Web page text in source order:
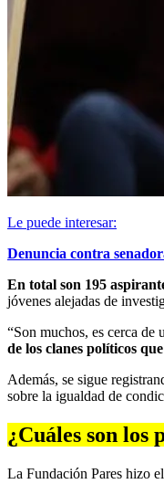
Le puede interesar:
Denuncia contra
En total son 195
jóvenes alejadas de
“Son muchos, es cerca
de los clanes políticos
Además, se sigue
sobre la igualdad de
¿Cuáles son los
La Fundación Pares hizo